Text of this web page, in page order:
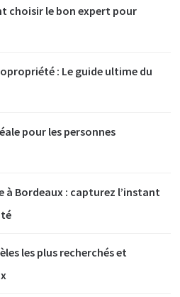
choisir le bon expert pour
: Le guide ultime du
pour les personnes
à Bordeaux : capturez l’instant
les plus recherchés et